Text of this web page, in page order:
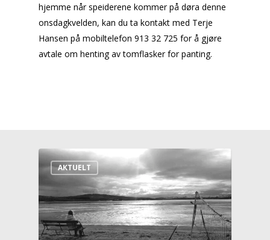
hjemme når speiderene kommer på døra denne
onsdagkvelden, kan du ta kontakt med Terje
Hansen på mobiltelefon 913 32 725 for å gjøre
avtale om henting av tomflasker for panting.
AKTUELT